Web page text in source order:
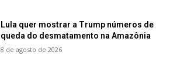
Lula quer mostrar a Trump números de
queda do desmatamento na Amazônia
8 de agosto de 2026